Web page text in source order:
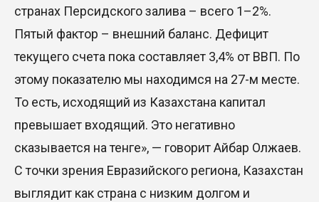
странах Персидского залива – всего 1–2%.
Пятый фактор – внешний баланс. Дефицит
текущего счета пока составляет 3,4% от ВВП. По
этому показателю мы находимся на 27-м месте.
То есть, исходящий из Казахстана капитал
превышает входящий. Это негативно
сказывается на тенге», — говорит Айбар Олжаев.
С точки зрения Евразийского региона, Казахстан
выглядит как страна с низким долгом и